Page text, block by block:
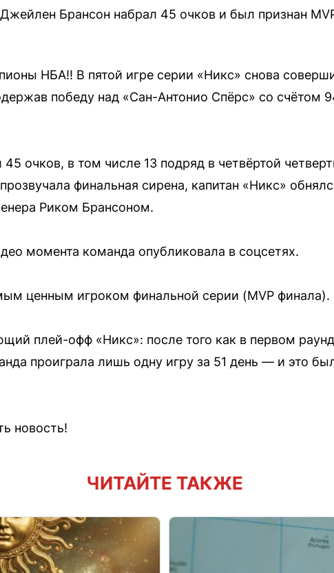
Брансон набрал 45 очков и был признан
НБА!! В пятой игре серии «Никс» снова
победу над «Сан-Антонио Спёрс» со счётом
очков, в том числе 13 подряд в четвёртой
финальная сирена, капитан «Никс»
Риком Брансоном.
момента команда опубликовала в соцсетях.
ценным игроком финальной серии (MVP финала).
плей-офф «Никс»: после того как в первом
проиграла лишь одну игру за 51 день — и это
новость!
ЧИТАЙТЕ ТАКЖЕ